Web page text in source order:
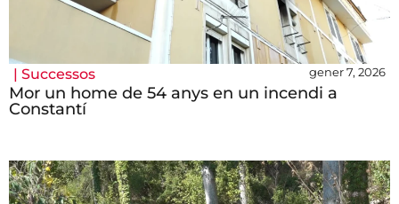
| Successos gener 7, 2026
Mor un home de 54 anys en un incendi a
Constantí